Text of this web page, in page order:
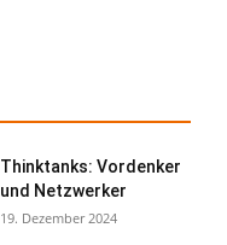
Thinktanks: Vordenker
und Netzwerker
19. Dezember 2024